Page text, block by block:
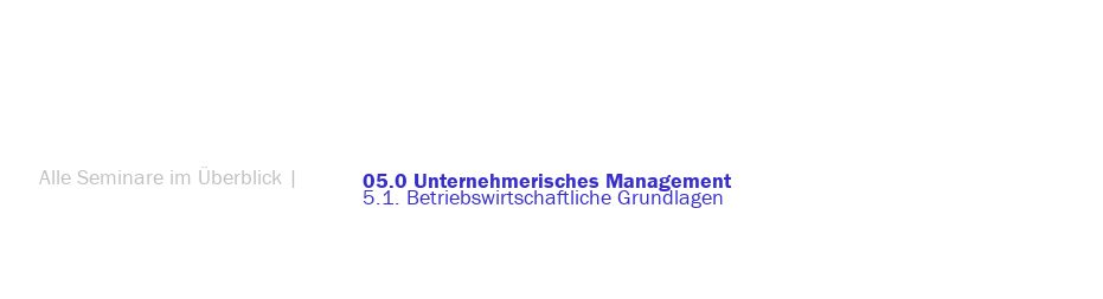
Alle Seminare im Überblick | 05.0 Unternehmerisches Management
5.1. Betriebswirtschaftliche Grundlagen